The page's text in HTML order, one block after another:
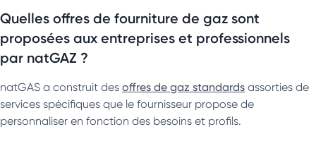
Quelles offres de fourniture de gaz sont
proposées aux entreprises et professionnels
par natGAZ ?
natGAS a construit des offres de gaz standards assorties de
services spécifiques que le fournisseur propose de
personnaliser en fonction des besoins et profils.